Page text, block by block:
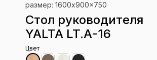
размер: 1600x900x750
Стол руководителя
YALTA LT.A-16
Цвет